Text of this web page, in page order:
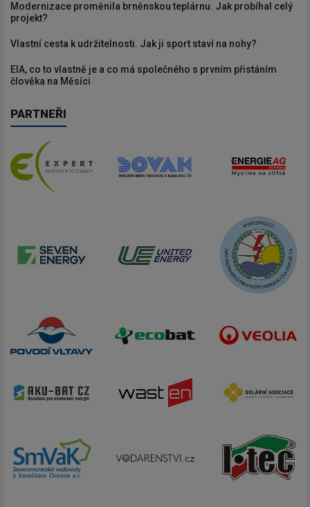
Modernizace proměnila brněnskou teplárnu. Jak probíhal celý
projekt?
Vlastní cesta k udržitelnosti. Jak ji sport staví na nohy?
EIA, co to vlastně je a co má společného s prvním přistáním
člověka na Měsíci
PARTNEŘI